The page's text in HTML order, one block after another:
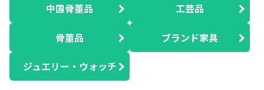
中国骨董品 工芸品
骨董品 ブランド家具
ジュエリー・ウォッチ